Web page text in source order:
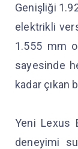
Genişliği
elektrikli
1.555 mm
sayesinde
kadar çıkan
Yeni Lexus
deneyimi